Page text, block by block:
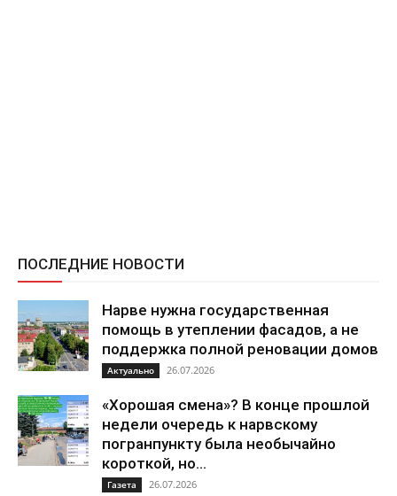
ПОСЛЕДНИЕ НОВОСТИ
Нарве нужна государственная
помощь в утеплении фасадов, а не
поддержка полной реновации домов
Актуально 26.07.2026
«Хорошая смена»? В конце прошлой
недели очередь к нарвскому
погранпункту была необычайно
короткой, но...
Газета 26.07.2026